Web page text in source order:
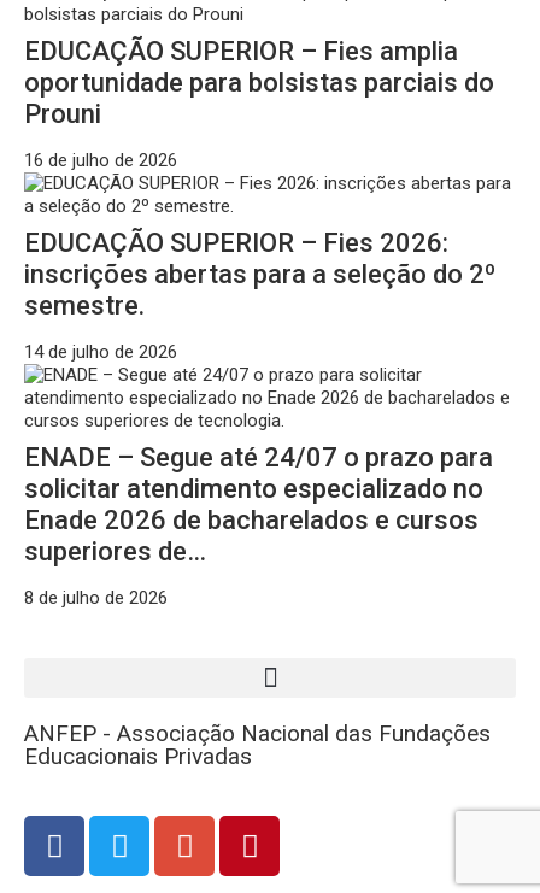
EDUCAÇÃO SUPERIOR – Fies amplia
oportunidade para bolsistas parciais do
Prouni
16 de julho de 2026
EDUCAÇÃO SUPERIOR – Fies 2026:
inscrições abertas para a seleção do 2º
semestre.
14 de julho de 2026
ENADE – Segue até 24/07 o prazo para
solicitar atendimento especializado no
Enade 2026 de bacharelados e cursos
superiores de…
8 de julho de 2026
ANFEP - Associação Nacional das Fundações
Educacionais Privadas